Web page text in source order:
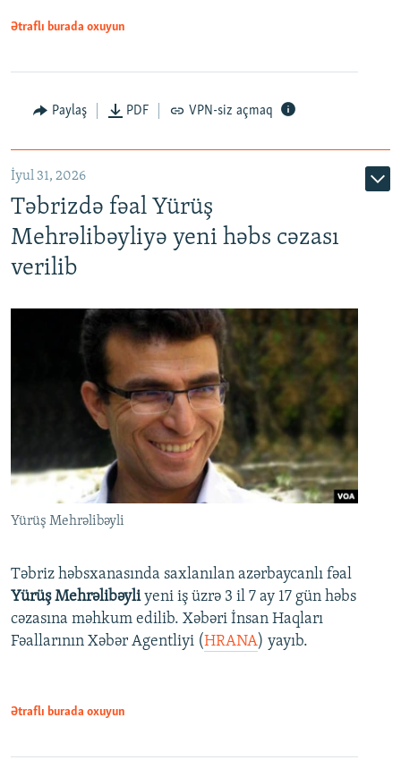
Ətraflı burada oxuyun
Paylaş PDF VPN-siz açmaq
İyul 31, 2026
Təbrizdə fəal Yürüş
Mehrəlibəyliyə yeni həbs cəzası
verilib
Yürüş Mehrəlibəyli
Təbriz həbsxanasında saxlanılan azərbaycanlı fəal
Yürüş Mehrəlibəyliyeni iş üzrə 3 il 7 ay 17 gün həbs
cəzasına məhkum edilib. Xəbəri İnsan Haqları
Fəallarının Xəbər Agentliyi (HRANA) yayıb.
Ətraflı burada oxuyun